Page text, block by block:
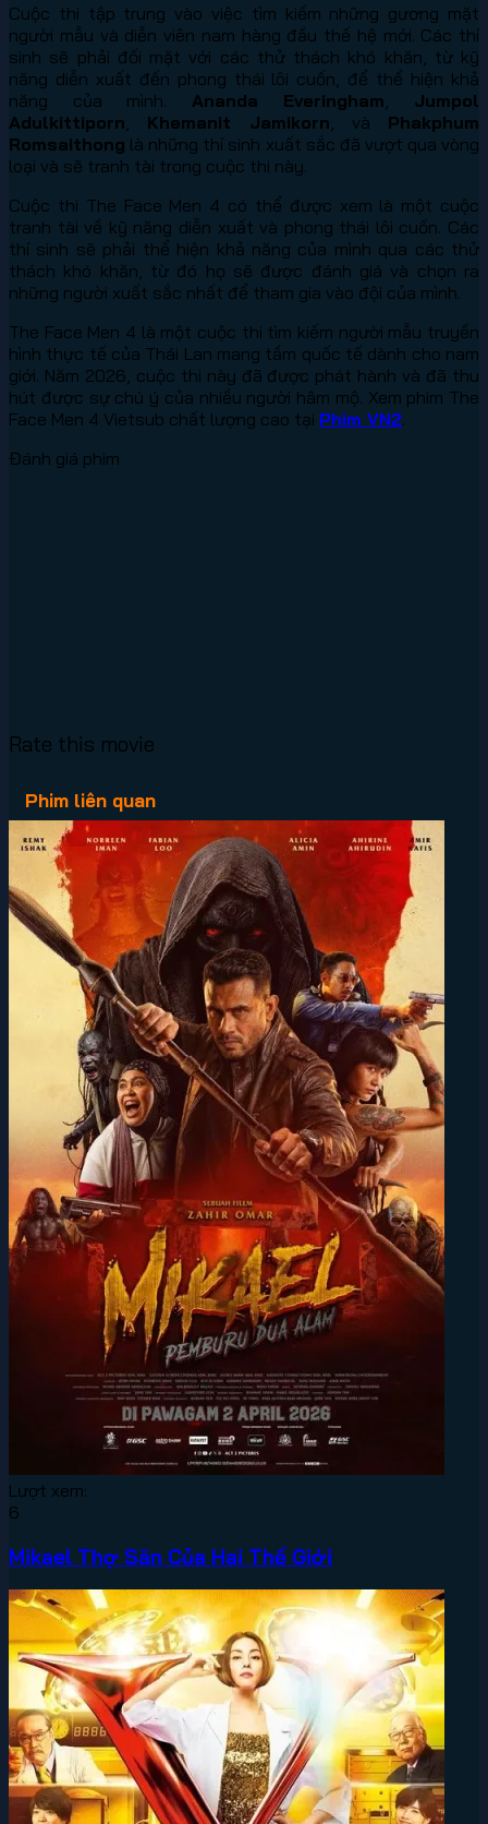
Cuộc thi tập trung vào việc tìm kiếm những gương mặt
người mẫu và diễn viên nam hàng đầu thế hệ mới. Các thí
sinh sẽ phải đối mặt với các thử thách khó khăn, từ kỹ
năng diễn xuất đến phong thái lôi cuốn, để thể hiện khả
năng của mình. Ananda Everingham
Jumpol
Adulkittiporn
Khemanit Jamikorn , và Phakphum
Romsaithong là những thí sinh xuất sắc đã vượt qua vòng
loại và sẽ tranh tài trong cuộc thi này.
Cuộc thi The Face Men 4 có thể được xem là một cuộc
tranh tài về kỹ năng diễn xuất và phong thái lôi cuốn. Các
thí sinh sẽ phải thể hiện khả năng của mình qua các thử
thách khó khăn, từ đó họ sẽ được đánh giá và chọn ra
những người xuất sắc nhất để tham gia vào đội của mình.
The Face Men 4 là một cuộc thi tìm kiếm người mẫu truyền
hình thực tế của Thái Lan mang tầm quốc tế dành cho nam
giới. Năm 2026, cuộc thi này đã được phát hành và đã thu
hút được sự chú ý của nhiều người hâm mộ. Xem phim The
Face Men 4 Vietsub chất lượng cao tại Phim VN2.
Đánh giá phim
Rate this movie
Phim liên quan
Lượt xem:
6
Mikael Thợ Săn Của Hai Thế Giới